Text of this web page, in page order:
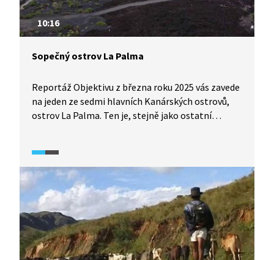
10:16
Sopečný ostrov La Palma
Reportáž Objektivu z března roku 2025 vás zavede
na jeden ze sedmi hlavních Kanárských ostrovů,
ostrov La Palma. Ten je, stejně jako ostatní
v této reportáži.